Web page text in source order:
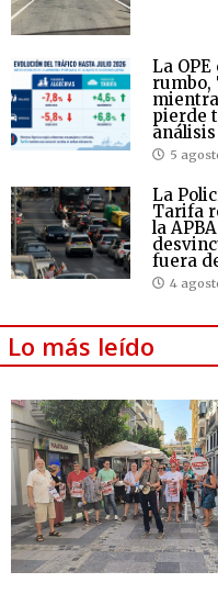
La
rumbo,
pierde
análisis
5
La
Tarifa
la
fuera
4
Lo más leído